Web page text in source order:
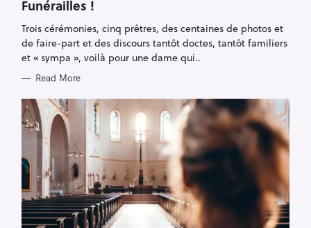
E
O
R
I
E
S
Funérailles !
Trois cérémonies, cinq prêtres, des centaines de photos et
de faire-part et des discours tantôt doctes, tantôt familiers
et « sympa », voilà pour une dame qui..
Read More